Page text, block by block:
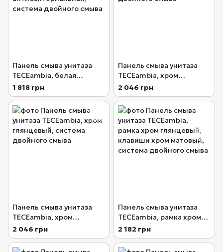
Панель смыва унитаза
TECEambia, белая
антибактериальная,
система двойного смыва
1 818 грн
Панель смыва унитаза
TECEambia, хром
матовый, система
двойного смыва
2 046 грн
Панель смыва унитаза
TECEambia, хром
глянцевый, система
двойного смыва
2 046 грн
Панель смыва унитаза
TECEambia, рамка хром
глянцевый, клавиши
хром матовый, система
двойного смыва
2 182 грн